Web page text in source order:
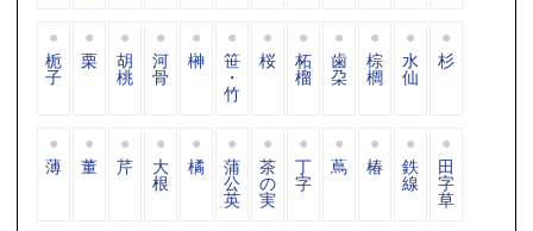
栀
子
栗 胡
桃
河
骨
榊 笹
・
竹
桜 柘
榴
歯
朶
棕
櫚
水
仙
杉
薄 董 芹 大
根
橘 蒲
公
英
茶
の
実
丁
字
蔦 椿 鉄
線
田
字
草